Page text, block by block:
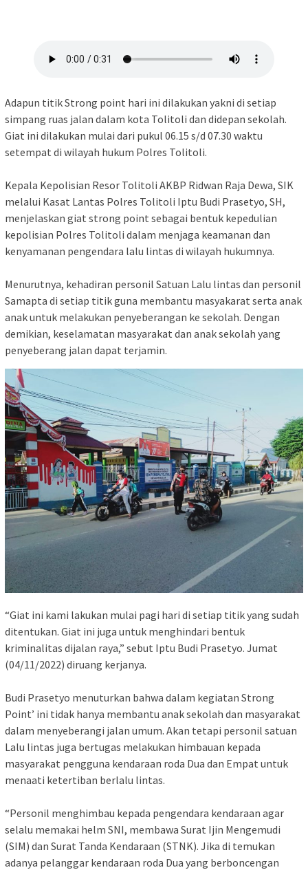
Adapun titik Strong point hari ini dilakukan yakni di setiap
simpang ruas jalan dalam kota Tolitoli dan didepan sekolah.
Giat ini dilakukan mulai dari pukul 06.15 s/d 07.30 waktu
setempat di wilayah hukum Polres Tolitoli.
Kepala Kepolisian Resor Tolitoli AKBP Ridwan Raja Dewa, SIK
melalui Kasat Lantas Polres Tolitoli Iptu Budi Prasetyo, SH,
menjelaskan giat strong point sebagai bentuk kepedulian
kepolisian Polres Tolitoli dalam menjaga keamanan dan
kenyamanan pengendara lalu lintas di wilayah hukumnya.
Menurutnya, kehadiran personil Satuan Lalu lintas dan personil
Samapta di setiap titik guna membantu masyakarat serta anak
anak untuk melakukan penyeberangan ke sekolah. Dengan
demikian, keselamatan masyarakat dan anak sekolah yang
penyeberang jalan dapat terjamin.
“Giat ini kami lakukan mulai pagi hari di setiap titik yang sudah
ditentukan. Giat ini juga untuk menghindari bentuk
kriminalitas dijalan raya,” sebut Iptu Budi Prasetyo. Jumat
(04/11/2022) diruang kerjanya.
Budi Prasetyo menuturkan bahwa dalam kegiatan Strong
Point’ ini tidak hanya membantu anak sekolah dan masyarakat
dalam menyeberangi jalan umum. Akan tetapi personil satuan
Lalu lintas juga bertugas melakukan himbauan kepada
masyarakat pengguna kendaraan roda Dua dan Empat untuk
menaati ketertiban berlalu lintas.
“Personil menghimbau kepada pengendara kendaraan agar
selalu memakai helm SNI, membawa Surat Ijin Mengemudi
(SIM) dan Surat Tanda Kendaraan (STNK). Jika di temukan
adanya pelanggar kendaraan roda Dua yang berboncengan